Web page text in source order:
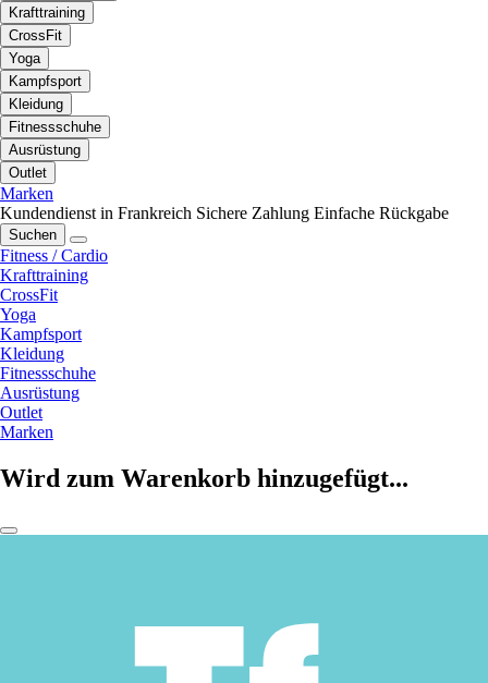
Krafttraining
CrossFit
Yoga
Kampfsport
Kleidung
Fitnessschuhe
Ausrüstung
Outlet
Marken
Kundendienst in Frankreich Sichere Zahlung Einfache Rückgabe
Suchen
Fitness / Cardio
Krafttraining
CrossFit
Yoga
Kampfsport
Kleidung
Fitnessschuhe
Ausrüstung
Outlet
Marken
Wird zum Warenkorb hinzugefügt...